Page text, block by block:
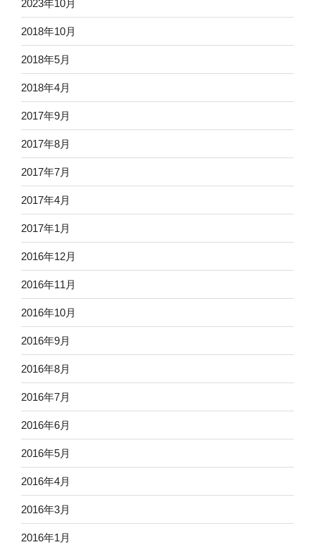
2023年10月
2018年10月
2018年5月
2018年4月
2017年9月
2017年8月
2017年7月
2017年4月
2017年1月
2016年12月
2016年11月
2016年10月
2016年9月
2016年8月
2016年7月
2016年6月
2016年5月
2016年4月
2016年3月
2016年1月